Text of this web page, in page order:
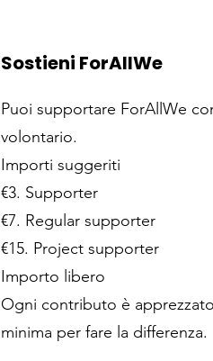
Sostieni ForAllWe
Puoi supportare ForAllWe
volontario.
Importi suggeriti
€3. Supporter
€7. Regular supporter
€15. Project supporter
Importo libero
Ogni contributo è
minima per fare la differenza.